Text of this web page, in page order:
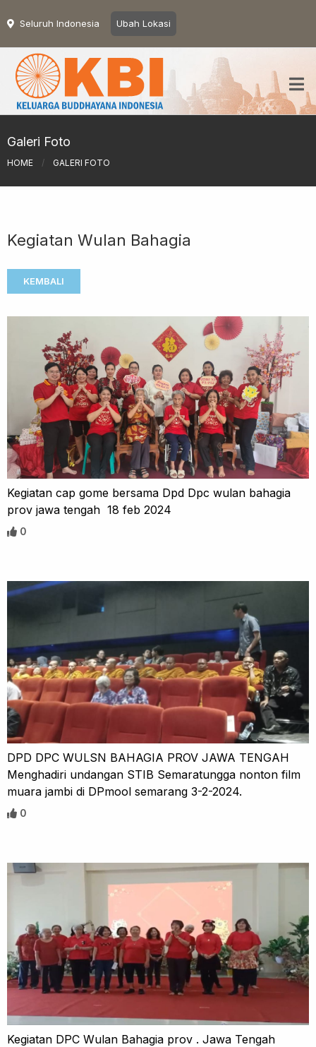
Seluruh Indonesia Ubah Lokasi
Galeri Foto
HOME / GALERI FOTO
Kegiatan Wulan Bahagia
KEMBALI
Kegiatan cap gome bersama Dpd Dpc wulan bahagia
prov jawa tengah 18 feb 2024
0
DPD DPC WULSN BAHAGIA PROV JAWA TENGAH
Menghadiri undangan STIB Semaratungga nonton film
muara jambi di DPmool semarang 3-2-2024.
0
Kegiatan DPC Wulan Bahagia prov . Jawa Tengah